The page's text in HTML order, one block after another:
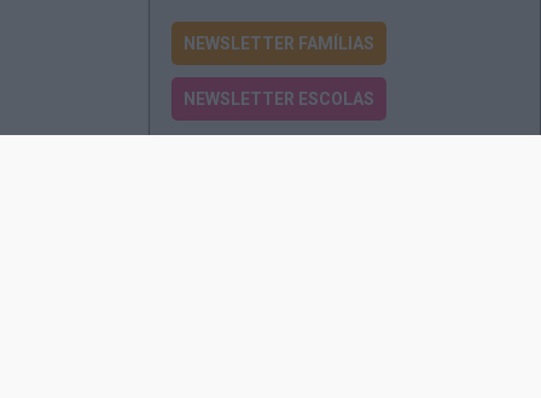
NEWSLETTER FAMÍLIAS
NEWSLETTER ESCOLAS